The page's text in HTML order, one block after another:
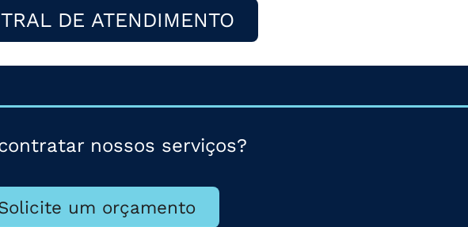
DE ATENDIMENTO
nossos serviços?
um orçamento